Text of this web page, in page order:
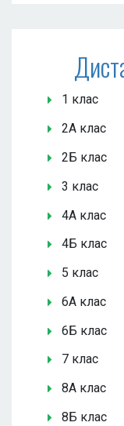
1 клас
2А клас
2Б клас
3 клас
4А клас
4Б клас
5 клас
6А клас
6Б клас
7 клас
8А клас
8Б клас